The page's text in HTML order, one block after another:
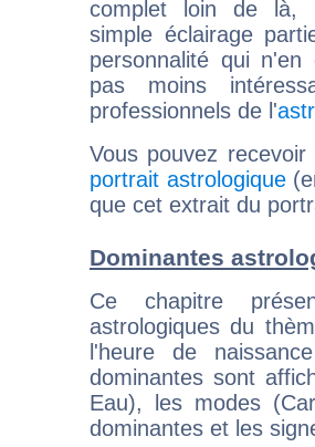
complet loin de là,
simple éclairage
personnalité qui n'en
pas moins
professionnels de l'
Vous pouvez
portrait astrologique
que cet extrait du
Dominantes
Ce chapitre
astrologiques du
l'heure de
dominantes sont
Eau), les modes
dominantes et les